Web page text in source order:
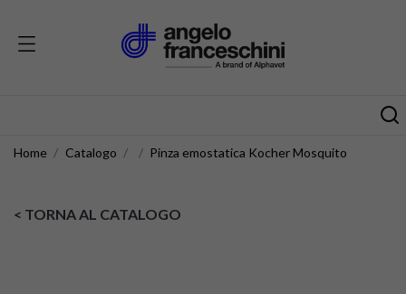
Home Catalogo Pinza emostatica Kocher Mosquito
< TORNA AL CATALOGO